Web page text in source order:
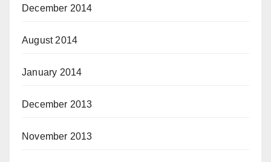
December 2014
August 2014
January 2014
December 2013
November 2013